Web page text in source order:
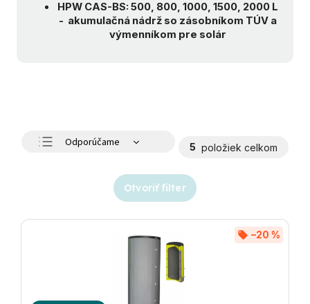
HPW CAS-BS: 500, 800, 1000, 1500, 2000 L
- akumulačná nádrž so zásobníkom TÚV a
výmenníkom pre solár
Odporúčame
5 položiek celkom
Otvoriť filter
–20 %